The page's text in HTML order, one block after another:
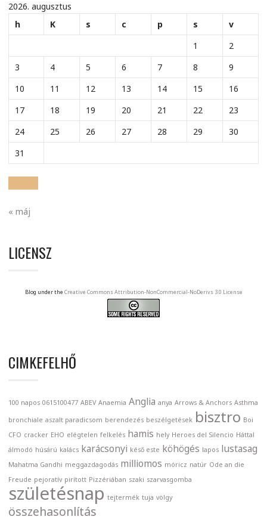
2026. augusztus
h
K s c p s
v
1
2
3
4 5 6 7 8
9
10
11 12 13 14 15
16
17
18 19 20 21 22
23
24
25 26 27 28 29
30
31
« máj
LICENSZ
Blog under the Creative Commons Attribution-NonCommercial-NoDerivs 3.0 License
CIMKEFELHŐ
100 napos 0615100477 ABEV Anaemia Anglia anya Arrows & Anchors Asthma
bronchiale aszalt paradicsom berendezés beszélgetések bisztro Boi
CFO cracker EHO elégtelen felkelés hamis hely Heroes del Silencio Háttal
álmodó húsárú kalács karácsonyi késő este köhögés lapos lustasag
Mahatma Gandhi meggazdagodás milliomos móricz natúr Ode an die
Freude pejoratív pirított Pizzériában szaki szarvasgomba
születésnap tejtermék tuja völgy
összehasonlítás